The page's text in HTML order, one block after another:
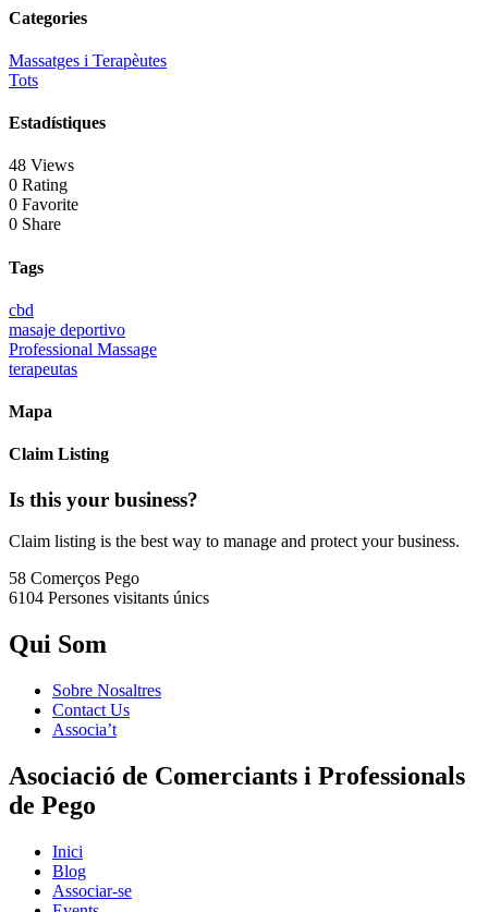
Categories
Massatges i Terapèutes
Tots
Estadístiques
48 Views
0 Rating
0 Favorite
0 Share
Tags
cbd
masaje deportivo
Professional Massage
terapeutas
Mapa
Claim Listing
Is this your business?
Claim listing is the best way to manage and protect your business.
58 Comerços Pego
6104 Persones visitants únics
Qui Som
Sobre Nosaltres
Contact Us
Associa’t
Asociació de Comerciants i Professionals
de Pego
Inici
Blog
Associar-se